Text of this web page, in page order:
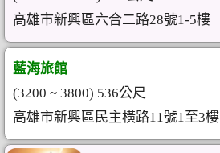
高雄市新興區六合二路28號1-5樓
藍海旅館
(3200 ~ 3800) 536公尺
高雄市新興區民主橫路11號1至3樓